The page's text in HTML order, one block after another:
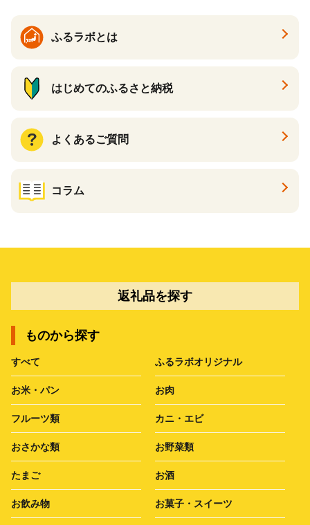
ふるラボとは
はじめてのふるさと納税
よくあるご質問
コラム
返礼品を探す
ものから探す
すべて ふるラボオリジナル
お米・パン お肉
フルーツ類 カニ・エビ
おさかな類 お野菜類
たまご お酒
お飲み物 お菓子・スイーツ